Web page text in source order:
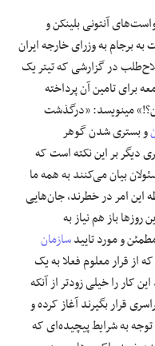
آنتونی بلینکن و
به برجام به وزرای خارجه ایران
در گزارشی که تیتر یک
برای تامین آن پرداخته
مینویسد: «درگذشت
و بستری شدن گوهر
دیگر بر این نکته است که
بیان می‌کنند به همه ما
این امر در خطرند، جان‌هایی
باز هم نیاز به
و مورد تاییدسازمان
از قرار معلوم فعلا به یک
کار را خیلی زودتر از آنکه
قرار بگیرند آغاز کرده و
به شرایط پیچیده‌ای که